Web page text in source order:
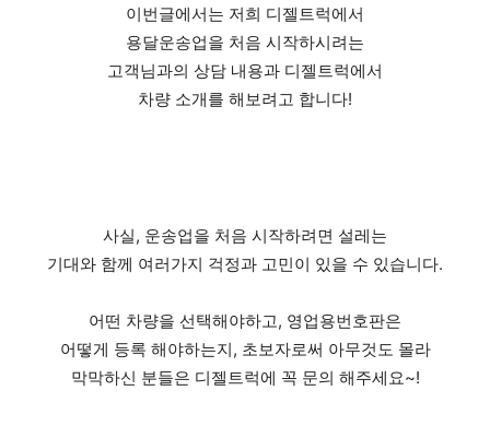
이번글에서는 저희 디젤트럭에서
용달운송업을 처음 시작하시려는
고객님과의 상담 내용과 디젤트럭에서
차량 소개를 해보려고 합니다!
사실, 운송업을 처음 시작하려면 설레는
기대와 함께 여러가지 걱정과 고민이 있을 수 있습니다.
​어떤 차량을 선택해야하고, 영업용번호판은
어떻게 등록 해야하는지, 초보자로써 아무것도 몰라
막막하신 분들은 디젤트럭에 꼭 문의 해주세요~!